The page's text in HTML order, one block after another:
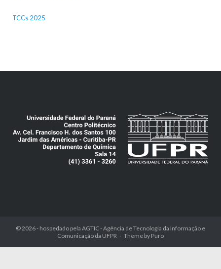
TCCs 2025
© 2026 - hospedado pela AGTIC - Agência de Tecnologia da Informação e
Comunicação da UFPR
Theme by Puro